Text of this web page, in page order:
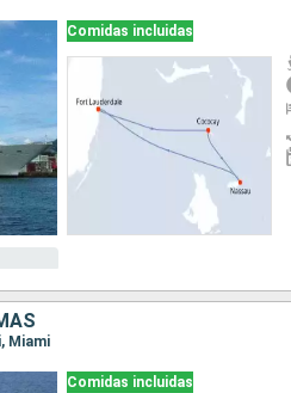
Comidas incluidas
Miami
Comidas incluidas